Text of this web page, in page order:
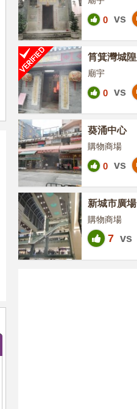
0 vs
筲箕灣城
廟宇
0 vs
葵涌中心
購物商場
0 vs
新城市廣場
購物商場
7 vs